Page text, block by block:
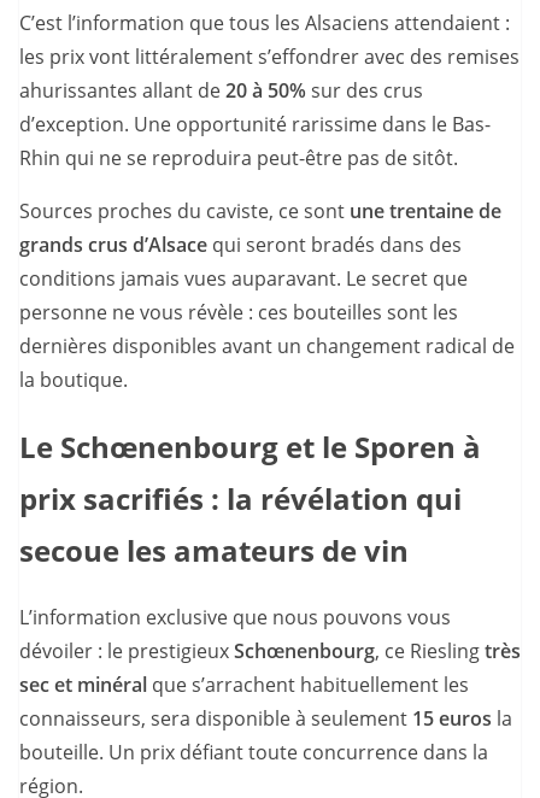
C’est l’information que tous les Alsaciens attendaient :
les prix vont littéralement s’effondrer avec des remises
ahurissantes allant de20 à 50% sur des crus
d’exception. Une opportunité rarissime dans le Bas-
Rhin qui ne se reproduira peut-être pas de sitôt.
Sources proches du caviste, ce sont une trentaine de
grands crus d’Alsace qui seront bradés dans des
conditions jamais vues auparavant. Le secret que
personne ne vous révèle : ces bouteilles sont les
dernières disponibles avant un changement radical de
la boutique.
Le Schœnenbourg et le Sporen à
prix sacrifiés : la révélation qui
secoue les amateurs de vin
L’information exclusive que nous pouvons vous
dévoiler : le prestigieuxSchœnenbourg, ce Rieslingtrès
sec et minéral que s’arrachent habituellement les
connaisseurs, sera disponible à seulement 15 euros la
bouteille. Un prix défiant toute concurrence dans la
région.